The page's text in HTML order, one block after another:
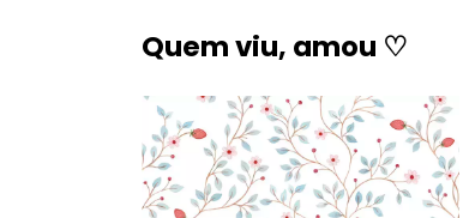
Quem viu, amou ♡